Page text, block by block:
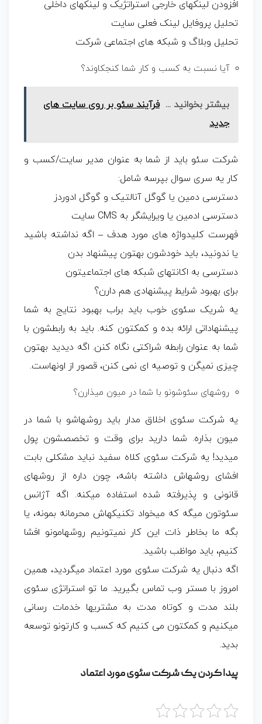
افزودن لینکهای خارجی استراتژیک و لینکهای داخلی
تحلیل پروفایل لینک فعلی سایت
تحلیل وبلاگ و شبکه های اجتماعی شرکت
آیا نسبت به کسب و کار شما کنجکاوند؟
بیشتر بخوانید ... فرآیند سئو بر روی سایت های
جدید
شرکت سئو باید از شما به عنوان مدیر سایت/کسب و
کار یه سری سوال بپرسه شامل:
دسترسی دمین یا گوگل آنالتیک و گوگل ادوردز
دسترسی ادمین یا ویرایشگر به CMS سایت
فهرست کلیدواژه های مورد هدف – اگه نداشته باشید
یا ندونید، باید خودشون بهتون پیشنهاد بدن
دسترسی به اکانتهای شبکه های اجتماعیتون
برای بهبود شرایط پیشنهادی هم دارن؟
یه شریک سئوی خوب باید براب بهبود نتایج به شما
پیشنهاداتی ارائه بده و کمکتون کنه. باید به رابطشون با
شما به عنوان رابطه شراکتی نگاه کنن. اگه دیدید بهتون
چیزی نمیگن و توصیه ای نمی کنن، قصور از اونهاست.
روشهای سئوشونو با شما در میون میذارن؟
یه شرکت سئوی اخلاق مدار باید روشهاشو با شما در
میون بذاره. شما دارید برای وقت و تخصصشون پول
میدید! یه شرکت سئوی کلاه سفید نباید مشکلی بابت
افشای روشهاش داشته باشه، چون داره از روشهای
قانونی و پذیرفته شده استفاده میکنه. اگه آژانس
سئوتون میگه که میخواد تکنیکهاش محرمانه بمونه، یا
بگه ما بخاطر ذات این کار نمیتونیم روشهامونو افشا
کنیم، باید مواظب باشید.
اگه دنبال یه شرکت سئوی مورد اعتماد میگردید، همین
امروز با مستر وب تماس بگیرید. ما تو استراتژی سئوی
بلند مدت و کوتاه مدت به مشتریها خدمات رسانی
میکنیم و کمکتون می کنیم که کسب و کارتونو توسعه
بدید.
پیدا کردن یک شرکت سئوی مورد اعتماد